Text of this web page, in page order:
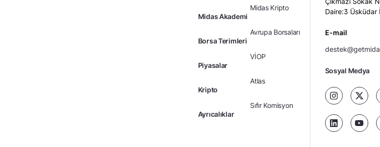
AYGAZ